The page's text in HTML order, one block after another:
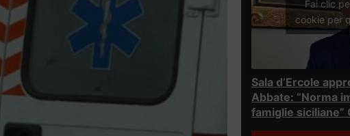
Fai clic
cookie per
Sala d’Ercole
Abbate: “Norma
famiglie siciliane”